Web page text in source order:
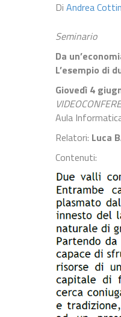
Di Andrea
Seminario
Da
L’esempio di
Giovedì 4
Aula
Relatori: Luca
Contenuti: